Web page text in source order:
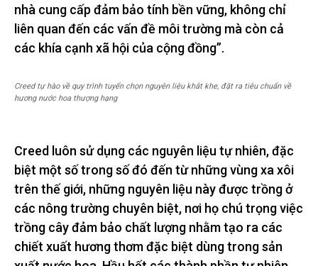
nhà cung cấp đảm bảo tính bền vững, không chỉ
liên quan đến các vấn đề môi trường mà còn cả
các khía cạnh xã hội của cộng đồng”.
Creed tự hào về quy trình tuyển chọn nguyên liệu khắt khe, đặt ra tiêu chuẩn về
hương nước hoa thượng hạng
Creed luôn sử dụng các nguyên liệu tự nhiên, đặc
biệt một số trong số đó đến từ những vùng xa xôi
trên thế giới, những nguyên liệu này được trồng ở
các nông trường chuyên biệt, nơi họ chú trọng việc
trồng cây đảm bảo chất lượng nhằm tạo ra các
chiết xuất hương thơm đặc biệt dùng trong sản